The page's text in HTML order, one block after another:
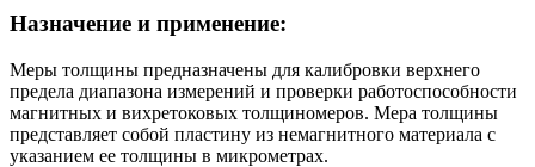
Назначение и применение:
Меры толщины предназначены для калибровки верхнего
предела диапазона измерений и проверки работоспособности
магнитных и вихретоковых толщиномеров. Мера толщины
представляет собой пластину из немагнитного материала с
указанием ее толщины в микрометрах.